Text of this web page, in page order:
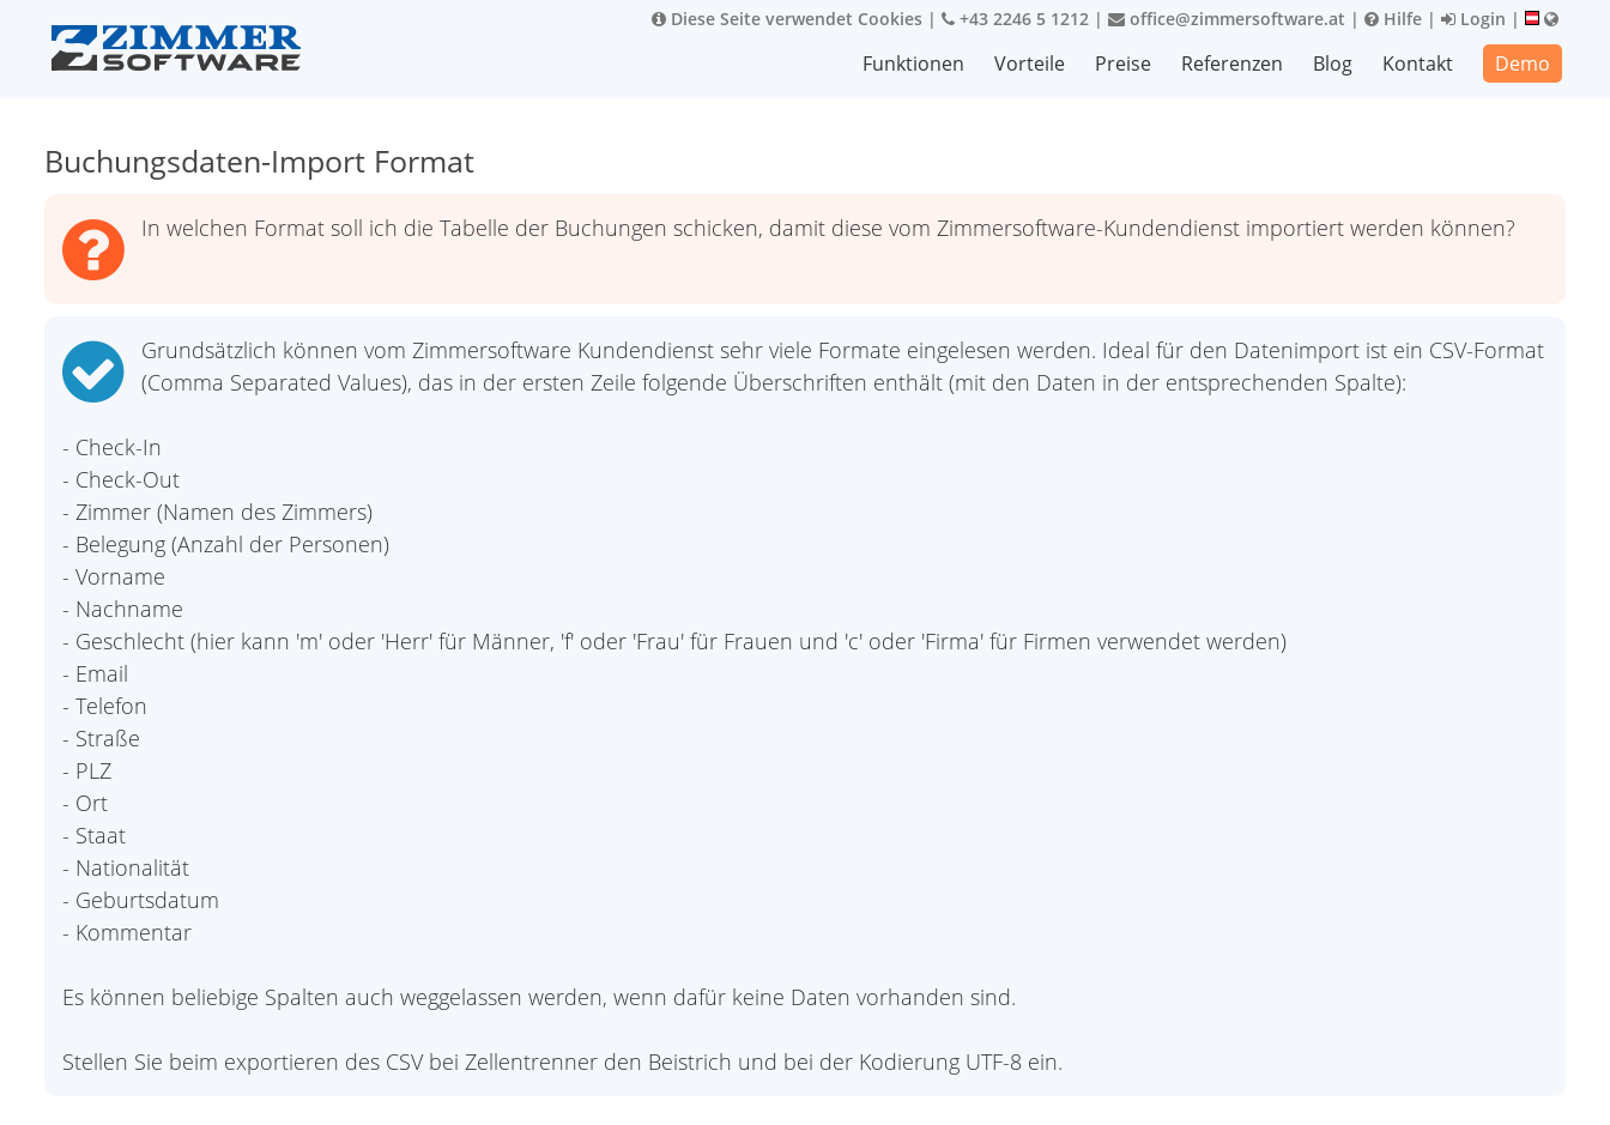
Diese Seite verwendet Cookies | +43 2246 5 1212 | office@zimmersoftware.at | Hilfe | Login |
Funktionen Vorteile Preise Referenzen Blog Kontakt Demo
Buchungsdaten-Import Format
In welchen Format soll ich die Tabelle der Buchungen schicken, damit diese vom Zimmersoftware-Kundendienst importiert werden können?
Grundsätzlich können vom Zimmersoftware Kundendienst sehr viele Formate eingelesen werden. Ideal für den Datenimport ist ein CSV-Format
(Comma Separated Values), das in der ersten Zeile folgende Überschriften enthält (mit den Daten in der entsprechenden Spalte):
- Check-In
- Check-Out
- Zimmer (Namen des Zimmers)
- Belegung (Anzahl der Personen)
- Vorname
- Nachname
- Geschlecht (hier kann 'm' oder 'Herr' für Männer, 'f' oder 'Frau' für Frauen und 'c' oder 'Firma' für Firmen verwendet werden)
- Email
- Telefon
- Straße
- PLZ
- Ort
- Staat
- Nationalität
- Geburtsdatum
- Kommentar
Es können beliebige Spalten auch weggelassen werden, wenn dafür keine Daten vorhanden sind.
Stellen Sie beim exportieren des CSV bei Zellentrenner den Beistrich und bei der Kodierung UTF-8 ein.